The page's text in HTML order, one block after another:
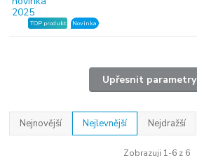
TOP produkt Novinka
Upřesnit parametry
Nejnovější Nejlevnější Nejdražší
Zobrazuji 1-6 z 6